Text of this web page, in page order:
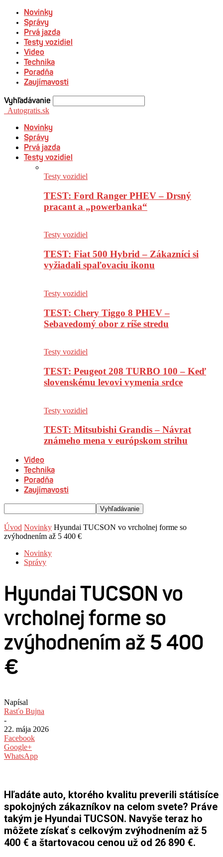
Novinky
Správy
Prvá jazda
Testy vozidiel
Video
Technika
Poradňa
Zaujímavosti
Vyhľadávanie
Autogratis.sk
Novinky
Správy
Prvá jazda
Testy vozidiel
Testy vozidiel
TEST: Ford Ranger PHEV – Drsný
pracant a „powerbanka“
Testy vozidiel
TEST: Fiat 500 Hybrid – Zákazníci si
vyžiadali spaľovaciu ikonu
Testy vozidiel
TEST: Chery Tiggo 8 PHEV –
Sebavedomý obor z ríše stredu
Testy vozidiel
TEST: Peugeot 208 TURBO 100 – Keď
slovenskému levovi vymenia srdce
Testy vozidiel
TEST: Mitsubishi Grandis – Návrat
známeho mena v európskom strihu
Video
Technika
Poradňa
Zaujímavosti
Úvod Novinky Hyundai TUCSON vo vrcholnej forme so
zvýhodnením až 5 400 €
Novinky
Správy
Hyundai TUCSON vo
vrcholnej forme so
zvýhodnením až 5 400
€
Napísal
Rasťo Bujna
-
22. mája 2026
Facebook
Google+
WhatsApp
Hľadáte auto, ktorého kvalitu preverili státisíce
spokojných zákazníkov na celom svete? Práve
takým je Hyundai TUCSON. Navyše teraz ho
môžete získať s celkovým zvýhodnením až 5
400 € a štartovacou cenou už od 26 890 €.